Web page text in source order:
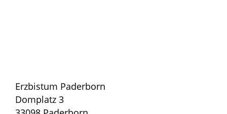
Erzbistum Paderborn
Domplatz 3